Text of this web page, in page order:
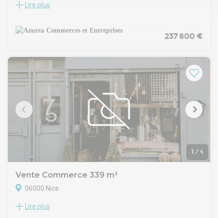
A vendre murs libres d'une boutique située sur le boulevard
boutique de 58 m² + arrière boutique de 52,35 m². Sanitaires.
Rideau de fer électrique. Possibilité de déchargement devant
FAI: 237,6 KEuros.
Lire plus
237 600 €
1 / 4
Vente Commerce 339 m²
06000 Nice
Superbe local commercial de plain pied avec beau linéaire de
Lire plus